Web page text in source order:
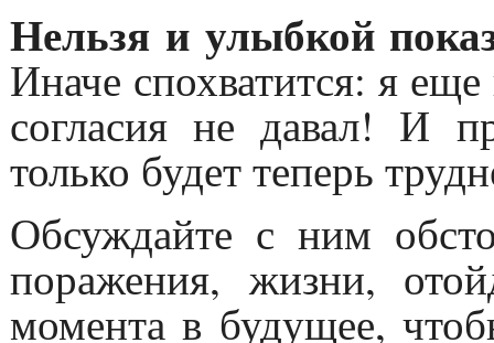
Нельзя и улыбкой
Иначе спохватится: я
согласия не давал! И
только будет теперь
Обсуждайте с ним
поражения, жизни,
момента в будущее,